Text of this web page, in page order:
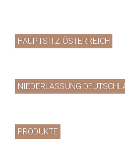
HAUPTSITZ ÖSTERREICH
NIEDERLASSUNG
PRODUKTE